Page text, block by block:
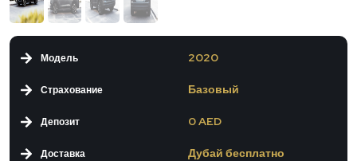
Модель
Страхование
Депозит
2020
Базовый
0 AED
Доставка Дубай бесплатно